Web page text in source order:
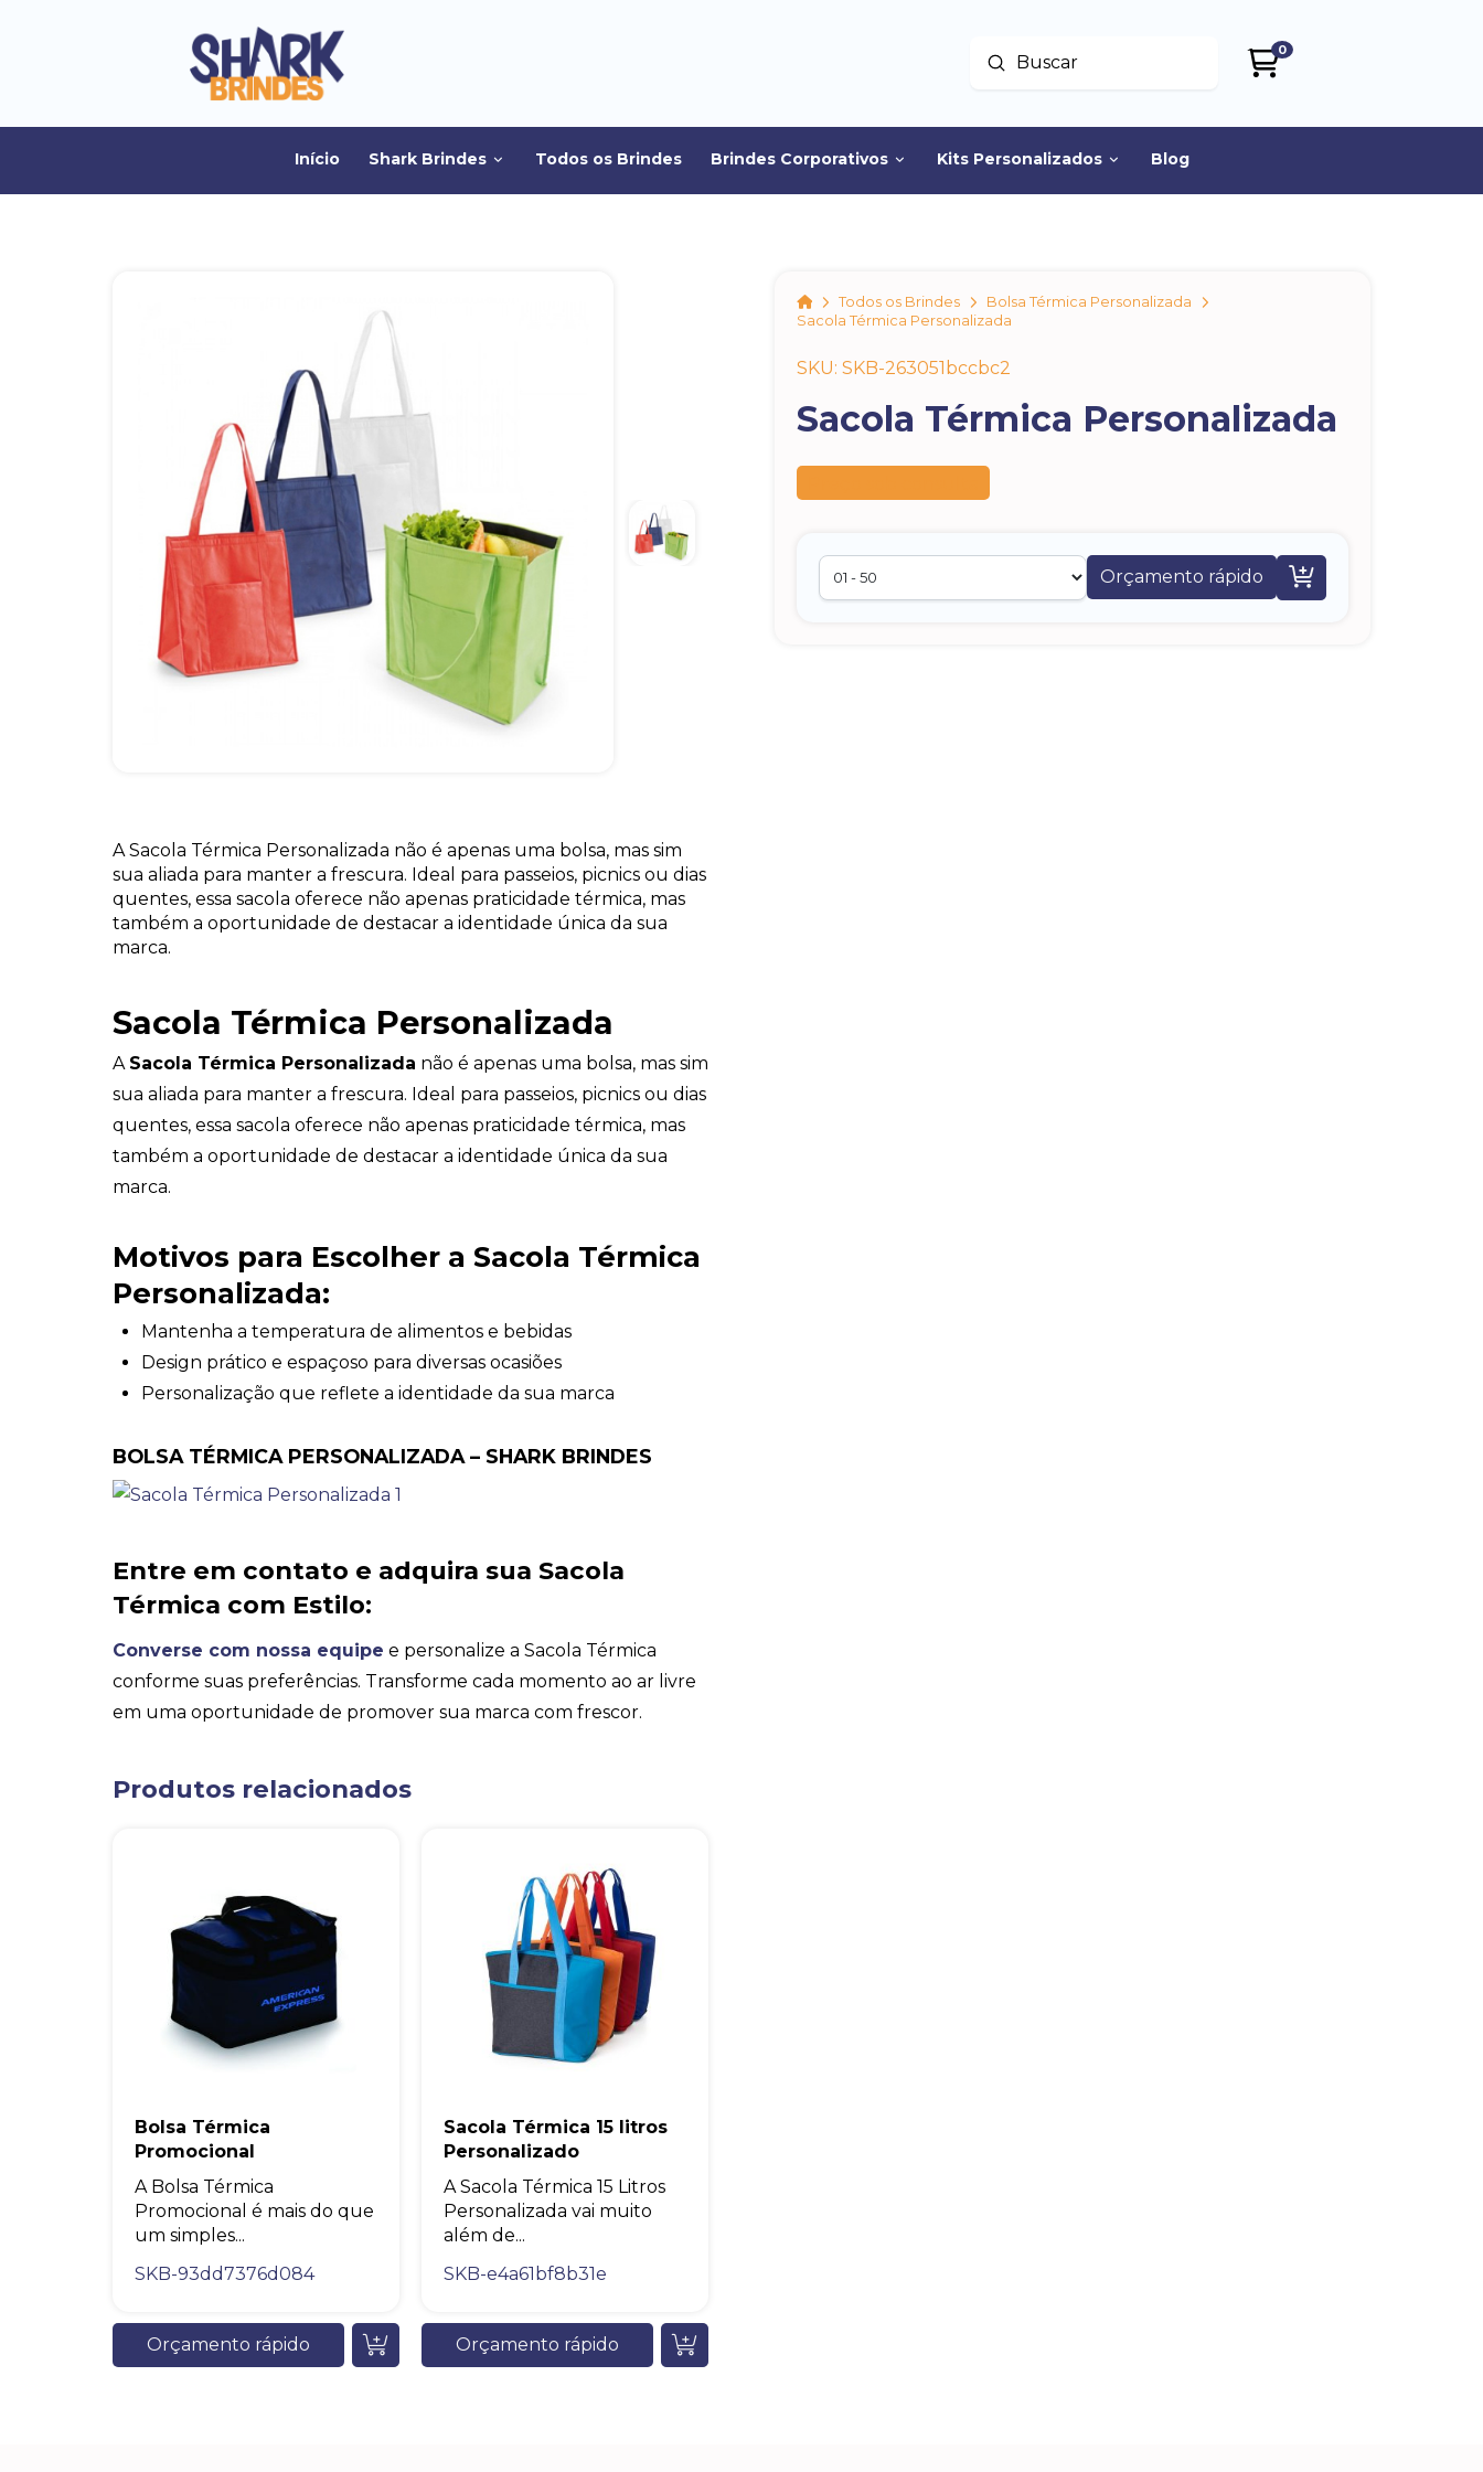
Buscar
Enviar
0
Início Shark Brindes Todos os Brindes Brindes Corporativos Kits Personalizados Blog
HomeTodos os Brindes
Bolsa Térmica Personalizada
Sacola Térmica Personalizada
SKU: SKB-263051bccbc2
Sacola Térmica Personalizada
Orçamento rápido 
A Sacola Térmica Personalizada não é apenas uma bolsa, mas sim
sua aliada para manter a frescura. Ideal para passeios, picnics ou dias
quentes, essa sacola oferece não apenas praticidade térmica, mas
também a oportunidade de destacar a identidade única da sua
marca.
Sacola Térmica Personalizada
A Sacola Térmica Personalizada não é apenas uma bolsa, mas sim
sua aliada para manter a frescura. Ideal para passeios, picnics ou dias
quentes, essa sacola oferece não apenas praticidade térmica, mas
também a oportunidade de destacar a identidade única da sua
marca.
Motivos para Escolher a Sacola Térmica
Personalizada:
Mantenha a temperatura de alimentos e bebidas
Design prático e espaçoso para diversas ocasiões
Personalização que reflete a identidade da sua marca
BOLSA TÉRMICA PERSONALIZADA – SHARK BRINDES
Entre em contato e adquira sua Sacola
Térmica com Estilo:
Converse com nossa equipe e personalize a Sacola Térmica
conforme suas preferências. Transforme cada momento ao ar livre
em uma oportunidade de promover sua marca com frescor.
Produtos relacionados
Bolsa Térmica
Promocional
A Bolsa Térmica
Promocional é mais do que
um simples...
SKB-93dd7376d084
Orçamento rápido
Sacola Térmica 15 litros
Personalizado
A Sacola Térmica 15 Litros
Personalizada vai muito
além de...
SKB-e4a61bf8b31e
Orçamento rápido
Eu concordo em receber comunicações.
A nossa empresa está comprometida a proteger e respeitar sua
privacidade, utilizaremos seus dados apenas para fins de
marketing. Você pode alterar suas preferências a qualquer
momento.